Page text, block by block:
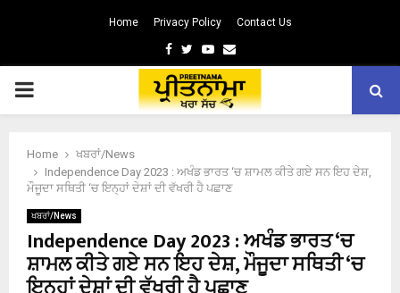
Home Privacy Policy Contact Us
Facebook
TwitterYoutube
Email
PRIMARY
Home
ਖਬਰਾਂ/News
Independence Day 2023 : ਅਖੰਡ ਭਾਰਤ ‘ਚ ਸ਼ਾਮਲ ਕੀਤੇ ਗਏ ਸਨ ਇਹ ਦੇਸ਼,
ਮੌਜੂਦਾ ਸਥਿਤੀ ‘ਚ ਇਨ੍ਹਾਂ ਦੇਸ਼ਾਂ ਦੀ ਵੱਖਰੀ ਹੈ ਪਛਾਣ
ਖਬਰਾਂ/News
Independence Day 2023 : ਅਖੰਡ ਭਾਰਤ ‘ਚ
ਸ਼ਾਮਲ ਕੀਤੇ ਗਏ ਸਨ ਇਹ ਦੇਸ਼, ਮੌਜੂਦਾ ਸਥਿਤੀ ‘ਚ